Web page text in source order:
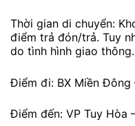
Thời gian di chuyển:
điểm trả đón/trả. Tuy
do tình hình giao thông.
Điểm đi: BX Miền Đông
Điểm đến: VP Tuy Hòa